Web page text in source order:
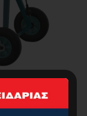
Ηλεκτρική,